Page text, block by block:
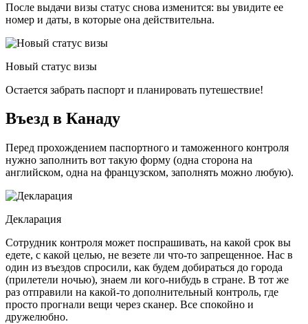
После выдачи визы статус снова изменится: вы увидите ее
номер и даты, в которые она действительна.
Новый статус визы
Остается забрать паспорт и планировать путешествие!
Въезд в Канаду
Перед прохождением паспортного и таможенного контроля
нужно заполнить вот такую форму (одна сторона на
английском, одна на французском, заполнять можно любую).
Декларация
Сотрудник контроля может поспрашивать, на какой срок вы
едете, с какой целью, не везете ли что-то запрещенное. Нас в
один из въездов спросили, как будем добираться до города
(прилетели ночью), знаем ли кого-нибудь в стране. В тот же
раз отправили на какой-то дополнительный контроль, где
просто прогнали вещи через сканер. Все спокойно и
дружелюбно.